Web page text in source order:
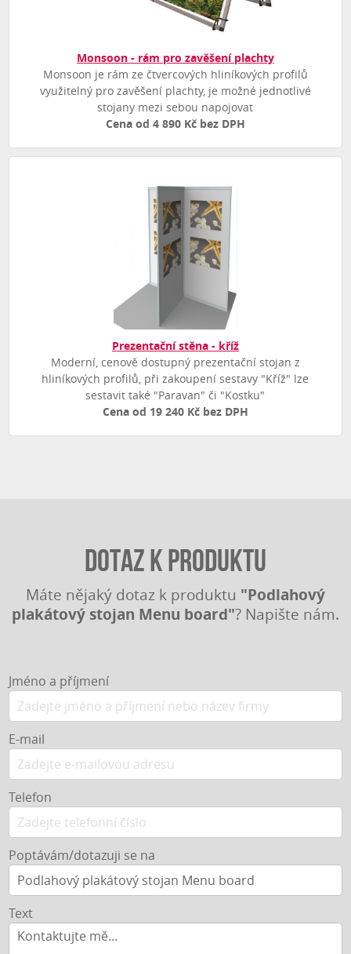
Monsoon - rám pro zavěšení plachty
Monsoon je rám ze čtvercových hliníkových profilů
využitelný pro zavěšení plachty, je možné jednotlivé
stojany mezi sebou napojovat
Cena od 4 890 Kč bez DPH
Prezentační stěna - kříž
Moderní, cenově dostupný prezentační stojan z
hliníkových profilů, při zakoupení sestavy "Kříž" lze
sestavit také "Paravan" či "Kostku"
Cena od 19 240 Kč bez DPH
Dotaz k produktu
Máte nějaký dotaz k produktu "Podlahový
plakátový stojan Menu board"? Napište nám.
Jméno a příjmení
E-mail
Telefon
Poptávám/dotazuji se na
Text